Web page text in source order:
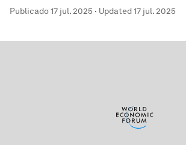
Publicado17 jul. 2025 · Updated17 jul. 2025